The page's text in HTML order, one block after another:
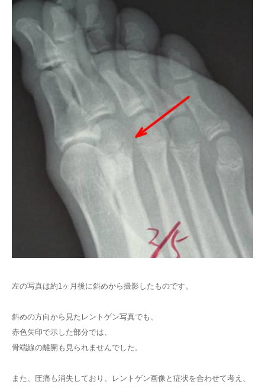
左の写真は約1ヶ月後に斜めから撮影したものです。
斜めの方向から見たレントゲン写真でも、
赤色矢印で示した部分では、
骨端線の離開も見られませんでした。
また、圧痛も消失しており、レントゲン画像と症状を合わせて考え、